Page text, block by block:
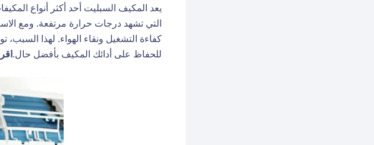
يعد المكيف السبليت أحد أكثر أنواع
التي تشهد درجات حرارة مرتفعة. ومع
كفاءة التشغيل ونقاء الهواء. لهذا السبب،
للحفاظ على أدائك المكيف بأفضل حال.